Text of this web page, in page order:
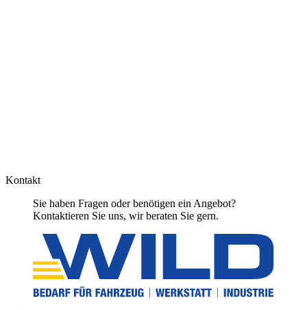
Kontakt
Sie haben Fragen oder benötigen ein Angebot?
Kontaktieren Sie uns, wir beraten Sie gern.